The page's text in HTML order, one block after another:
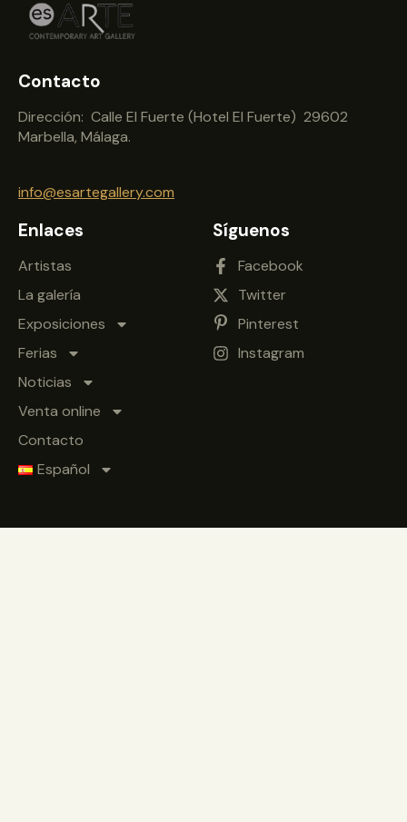
Contacto
Dirección: Calle El Fuerte (Hotel El Fuerte) 29602
Marbella, Málaga.
info@esartegallery.com
Enlaces
Artistas
La galería
Exposiciones
Ferias
Noticias
Venta online
Contacto
Español
Síguenos
Facebook
Twitter
Pinterest
Instagram